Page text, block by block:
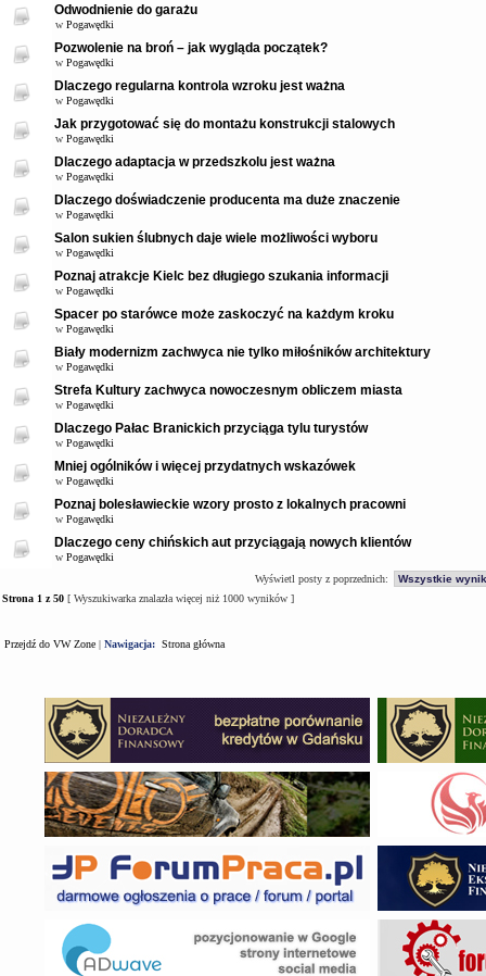
Odwodnienie do garażu
w Pogawędki
Pozwolenie na broń – jak wygląda początek?
w Pogawędki
Dlaczego regularna kontrola wzroku jest ważna
w Pogawędki
Jak przygotować się do montażu konstrukcji stalowych
w Pogawędki
Dlaczego adaptacja w przedszkolu jest ważna
w Pogawędki
Dlaczego doświadczenie producenta ma duże znaczenie
w Pogawędki
Salon sukien ślubnych daje wiele możliwości wyboru
w Pogawędki
Poznaj atrakcje Kielc bez długiego szukania informacji
w Pogawędki
Spacer po starówce może zaskoczyć na każdym kroku
w Pogawędki
Biały modernizm zachwyca nie tylko miłośników architektury
w Pogawędki
Strefa Kultury zachwyca nowoczesnym obliczem miasta
w Pogawędki
Dlaczego Pałac Branickich przyciąga tylu turystów
w Pogawędki
Mniej ogólników i więcej przydatnych wskazówek
w Pogawędki
Poznaj bolesławieckie wzory prosto z lokalnych pracowni
w Pogawędki
Dlaczego ceny chińskich aut przyciągają nowych klientów
w Pogawędki
Wyświetl posty z poprzednich:
Strona 1 z50 [ Wyszukiwarka znalazła więcej niż 1000 wyników ]
Przejdź do VW Zone | Nawigacja: Strona główna